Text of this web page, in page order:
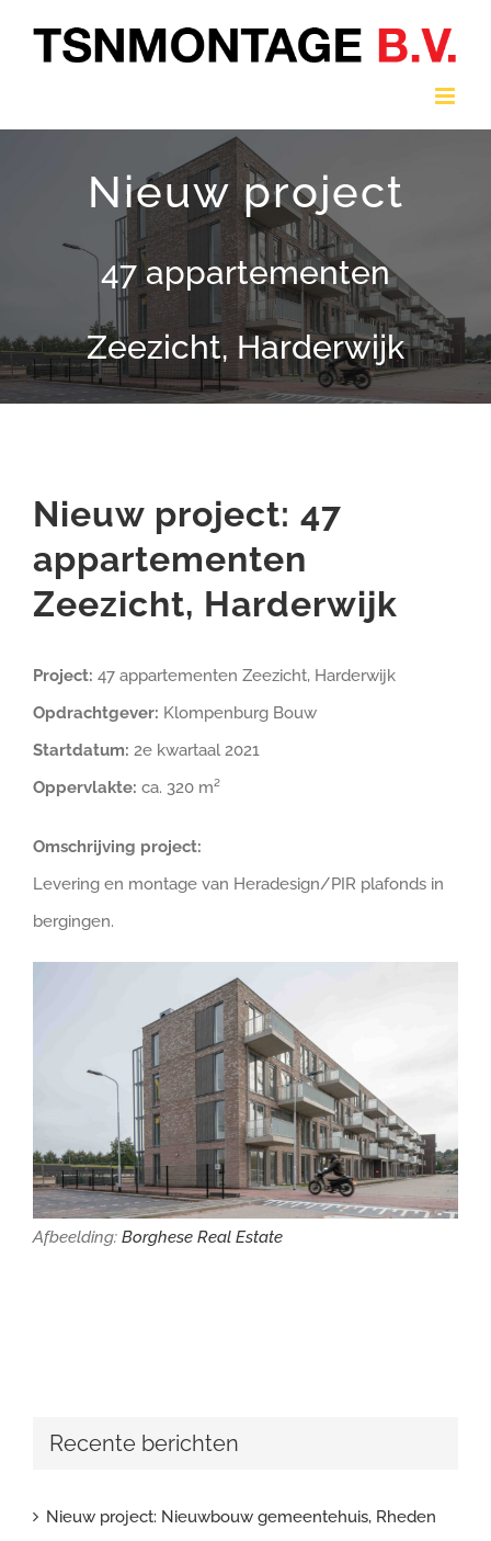
Nieuw project
47 appartementen
Zeezicht, Harderwijk
Nieuw project: 47
appartementen
Zeezicht, Harderwijk
Project: 47 appartementen Zeezicht, Harderwijk
Opdrachtgever: Klompenburg Bouw
Startdatum: 2e kwartaal 2021
Oppervlakte: ca. 320 m²
Omschrijving project:
Levering en montage van Heradesign/PIR plafonds in
bergingen.
Afbeelding: Borghese Real Estate
Recente berichten
Nieuw project: Nieuwbouw gemeentehuis, Rheden